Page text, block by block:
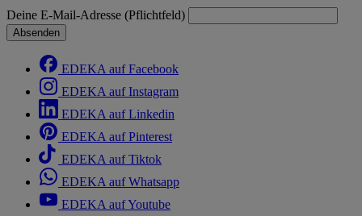
Deine E-Mail-Adresse (Pflichtfeld)
Absenden
EDEKA auf Facebook
EDEKA auf Instagram
EDEKA auf Linkedin
EDEKA auf Pinterest
EDEKA auf Tiktok
EDEKA auf Whatsapp
EDEKA auf Youtube